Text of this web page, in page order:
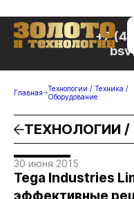
+7
Главная
Технологии / Техника /
Оборудование
ТЕХНОЛОГИИ
30 июня 2015
Tega Industries